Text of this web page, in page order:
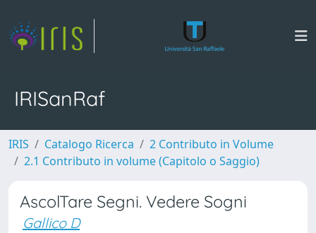
IRISanRaf
IRIS Catalogo Ricerca
2 Contributo in Volume
2.1 Contributo in volume (Capitolo o Saggio)
AscolTare Segni. Vedere Sogni
Gallico D